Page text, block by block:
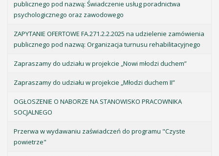
publicznego pod nazwą: Świadczenie usług poradnictwa
psychologicznego oraz zawodowego
ZAPYTANIE OFERTOWE FA.271.2.2.2025 na udzielenie zamówienia
publicznego pod nazwą: Organizacja turnusu rehabilitacyjnego
Zapraszamy do udziału w projekcie „Nowi młodzi duchem”
Zapraszamy do udziału w projekcie „Młodzi duchem II”
OGŁOSZENIE O NABORZE NA STANOWISKO PRACOWNIKA
SOCJALNEGO
Przerwa w wydawaniu zaświadczeń do programu "Czyste
powietrze"